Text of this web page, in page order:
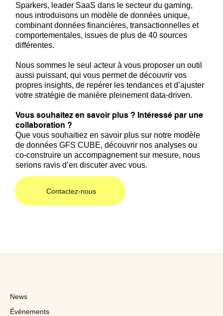
Sparkers, leader SaaS dans le secteur du gaming,
nous introduisons un modèle de données unique,
combinant données financières, transactionnelles et
comportementales, issues de plus de 40 sources
différentes.
Nous sommes le seul acteur à vous proposer un outil
aussi puissant, qui vous permet de découvrir vos
propres insights, de repérer les tendances et d’ajuster
votre stratégie de manière pleinement data-driven.
Vous souhaitez en savoir plus ? Intéressé par une
collaboration ?
Que vous souhaitiez en savoir plus sur notre modèle
de données GFS CUBE, découvrir nos analyses ou
co-construire un accompagnement sur mesure, nous
serions ravis d’en discuter avec vous.
Contactez-nous
News
Événements